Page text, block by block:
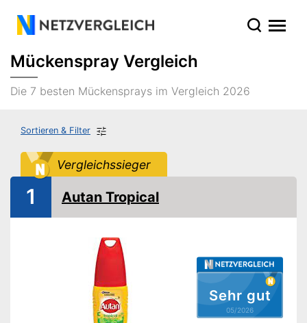
Mückenspray Vergleich
Die 7 besten Mückensprays im Vergleich 2026
Sortieren & Filter
Vergleichssieger
Sehr gut
05/2026
1 Autan Tropical